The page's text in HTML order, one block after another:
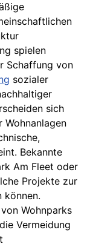
spielen
Schaffung von
sozialer
sich
Wohnanlagen
Bekannte
Am Fleet oder
Projekte zur
können.
Wohnparks
Vermeidung